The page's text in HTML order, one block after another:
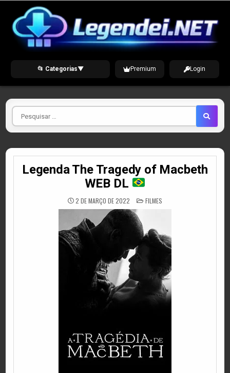
content
📂 Categorias▼ Premium Login
Pesquisar
por
Legenda The Tragedy of Macbeth
WEB DL
2 DE MARÇO DE 2022 POSTED
IN
FILMES